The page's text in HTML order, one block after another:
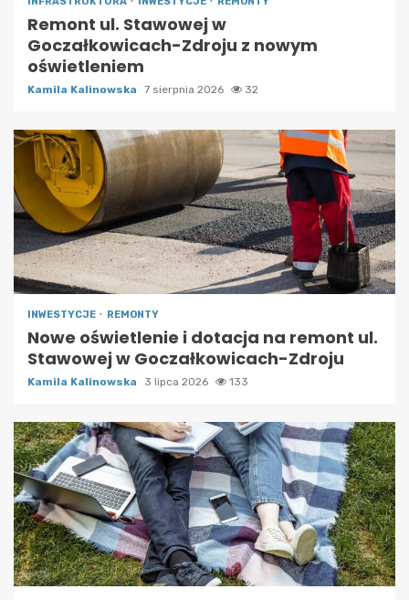
Remont ul. Stawowej w
Goczałkowicach-Zdroju z nowym
oświetleniem
Kamila Kalinowska 7 sierpnia 2026 32
INWESTYCJE REMONTY
Nowe oświetlenie i dotacja na remont ul.
Stawowej w Goczałkowicach-Zdroju
Kamila Kalinowska 3 lipca 2026 133